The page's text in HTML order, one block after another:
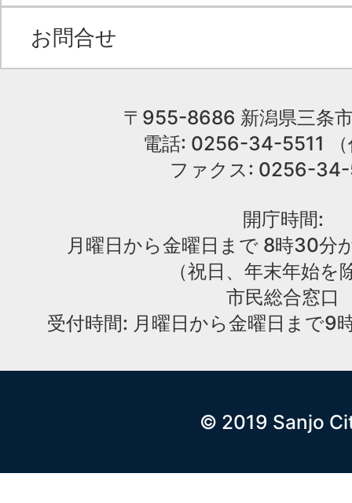
お問合せ
〒955-8686 新潟県三条
電話: 0256-34-5511
ファクス: 0256-
開庁時間:
月曜日から金曜日まで 8時30分
（祝日、年末年始を
市民総合窓口
受付時間: 月曜日から金曜日まで9
© 2019 Sanjo